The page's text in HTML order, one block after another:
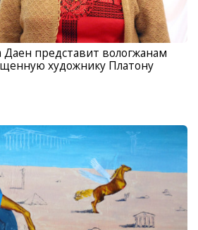
представит вологжанам
художнику Платону